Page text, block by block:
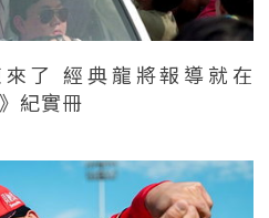
了 經典龍將報導就在
紀實冊